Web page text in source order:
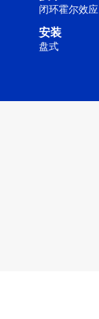
闭环霍尔效应
安装
盘式